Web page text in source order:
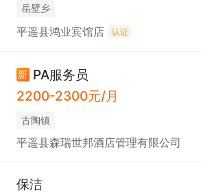
岳壁乡
平遥县鸿业宾馆店 认证
新 PA服务员
2200-2300元/月
古陶镇
平遥县森瑞世邦酒店管理有限公司
保洁